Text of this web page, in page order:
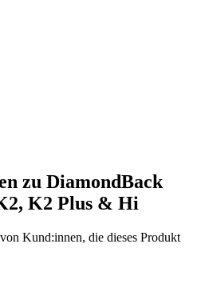
zu DiamondBack
K2 Plus & Hi
Kund:innen, die dieses Produkt